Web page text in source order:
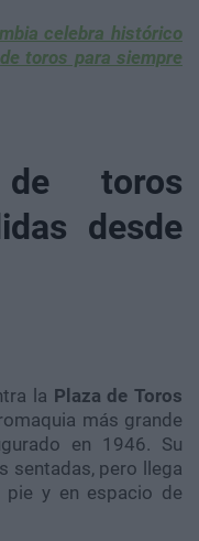
celebra histórico
toros para siempre
toros
desde
la Plaza de Toros
más grande
en 1946. Su
sentadas, pero llega
y en espacio de